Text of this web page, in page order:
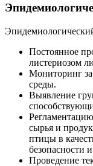
Постоянное
листериозом
Мониторинг
среды.
Выявление
сырья и
птицы в
безопасности
Проведение